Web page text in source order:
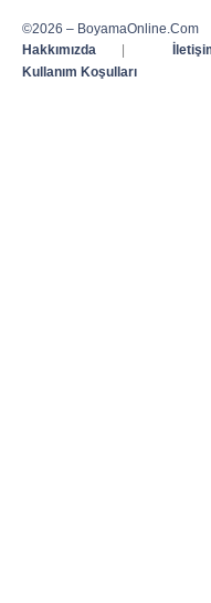
©2026 – BoyamaOnline.Com
Hakkımızda
|
Kullanım Koşulları